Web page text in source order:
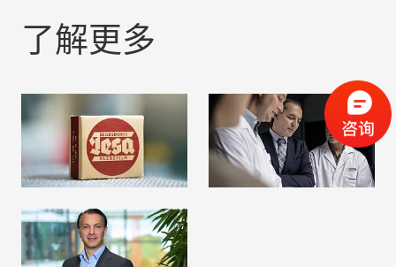
了解更多
历史
阅读更多
组织会员资格
阅读更多
管理委员会与监事会